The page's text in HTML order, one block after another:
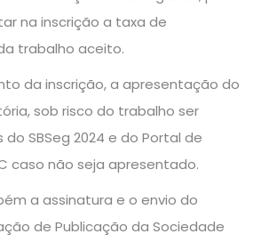
na inscrição a taxa de
trabalho aceito.
da inscrição, a apresentação do
sob risco do trabalho ser
SBSeg 2024 e do Portal de
caso não seja apresentado.
a assinatura e o envio do
de Publicação da Sociedade